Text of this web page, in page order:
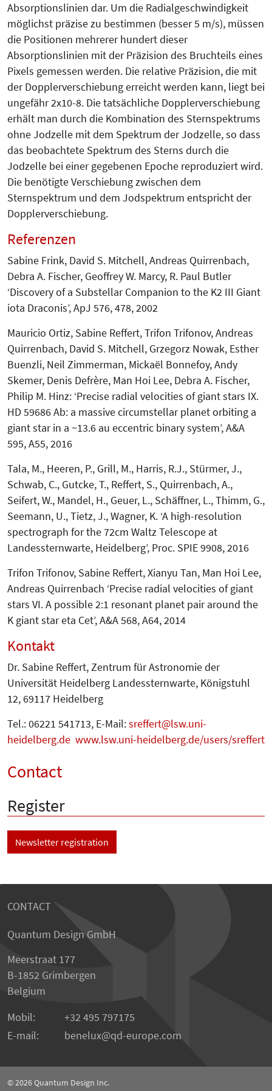
Absorptionslinien dar. Um die Radialgeschwindigkeit
möglichst präzise zu bestimmen (besser 5 m/s), müssen
die Positionen mehrerer hundert dieser
Absorptionslinien mit der Präzision des Bruchteils eines
Pixels gemessen werden. Die relative Präzision, die mit
der Doppler­ver­schiebung erreicht werden kann, liegt bei
ungefähr 2x10-8. Die tatsächliche Dopplerverschiebung
erhält man durch die Kombination des Sternspektrums
ohne Jodzelle mit dem Spektrum der Jodzelle, so dass
das beobachtete Spektrum des Sterns durch die
Jodzelle bei einer gegebenen Epoche reproduziert wird.
Die benötigte Verschiebung zwischen dem
Sternspektrum und dem Jodspektrum entspricht der
Dopplerverschiebung.
Referenzen
Sabine Frink, David S. Mitchell, Andreas Quirrenbach,
Debra A. Fischer, Geoffrey W. Marcy, R. Paul Butler
‘Discovery of a Substellar Companion to the K2 III Giant
iota Draconis’, ApJ 576, 478, 2002
Mauricio Ortiz, Sabine Reffert, Trifon Trifonov, Andreas
Quirrenbach, David S. Mitchell, Grzegorz Nowak, Esther
Buenzli, Neil Zimmerman, Mickaël Bonnefoy, Andy
Skemer, Denis Defrère, Man Hoi Lee, Debra A. Fischer,
Philip M. Hinz: ‘Precise radial velocities of giant stars IX.
HD 59686 Ab: a massive circumstellar planet orbiting a
giant star in a ~13.6 au eccentric binary system’, A&A
595, A55, 2016
Tala, M., Heeren, P., Grill, M., Harris, R.J., Stürmer, J.,
Schwab, C., Gutcke, T., Reffert, S., Quirrenbach, A.,
Seifert, W., Mandel, H., Geuer, L., Schäffner, L., Thimm, G.,
Seemann, U., Tietz, J., Wagner, K. ‘A high-resolution
spectrograph for the 72cm Waltz Telescope at
Landessternwarte, Heidelberg’, Proc. SPIE 9908, 2016
Trifon Trifonov, Sabine Reffert, Xianyu Tan, Man Hoi Lee,
Andreas Quirrenbach ‘Precise radial velocities of giant
stars VI. A possible 2:1 resonant planet pair around the
K giant star eta Cet’, A&A 568, A64, 2014
Kontakt
Dr. Sabine Reffert, Zentrum für Astro­nomie der
Universität Heidelberg Landessternwarte, Königstuhl
12, 69117 Heidelberg
Tel.: 06221 541713, E-Mail:sreffert
lsw.uni-
heidelberg.de www.lsw.uni-heidelberg.de/users/sreffert
Contact
Register
Newsletter registration
CONTACT
Quantum Design GmbH
Meerstraat 177
B-1852 Grimbergen
Belgium
Mobil:
+32 495 797175
E-mail:
benelux qd-europe.com
© 2026Quantum Design Inc.